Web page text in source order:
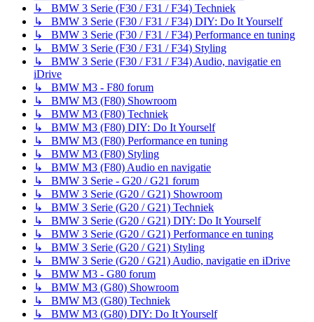
↳ BMW 3 Serie (F30 / F31 / F34) Techniek
↳ BMW 3 Serie (F30 / F31 / F34) DIY: Do It Yourself
↳ BMW 3 Serie (F30 / F31 / F34) Performance en tuning
↳ BMW 3 Serie (F30 / F31 / F34) Styling
↳ BMW 3 Serie (F30 / F31 / F34) Audio, navigatie en
iDrive
↳ BMW M3 - F80 forum
↳ BMW M3 (F80) Showroom
↳ BMW M3 (F80) Techniek
↳ BMW M3 (F80) DIY: Do It Yourself
↳ BMW M3 (F80) Performance en tuning
↳ BMW M3 (F80) Styling
↳ BMW M3 (F80) Audio en navigatie
↳ BMW 3 Serie - G20 / G21 forum
↳ BMW 3 Serie (G20 / G21) Showroom
↳ BMW 3 Serie (G20 / G21) Techniek
↳ BMW 3 Serie (G20 / G21) DIY: Do It Yourself
↳ BMW 3 Serie (G20 / G21) Performance en tuning
↳ BMW 3 Serie (G20 / G21) Styling
↳ BMW 3 Serie (G20 / G21) Audio, navigatie en iDrive
↳ BMW M3 - G80 forum
↳ BMW M3 (G80) Showroom
↳ BMW M3 (G80) Techniek
↳ BMW M3 (G80) DIY: Do It Yourself